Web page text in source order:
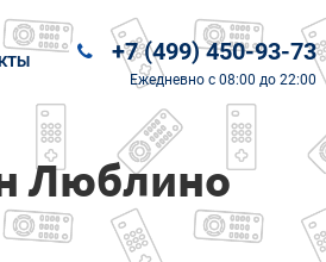
+7 (499) 450-93-73
Ежедневно с 08:00 до 22:00
Люблино